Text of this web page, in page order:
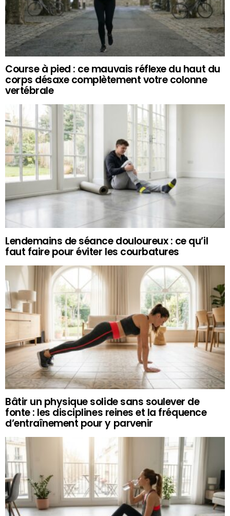
Course à pied : ce mauvais réflexe du haut du
corps désaxe complètement votre colonne
vertébrale
Lendemains de séance douloureux : ce qu’il
faut faire pour éviter les courbatures
Bâtir un physique solide sans soulever de
fonte : les disciplines reines et la fréquence
d’entraînement pour y parvenir